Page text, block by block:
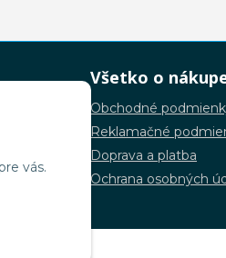
vás.
Všetko o
Obchodné
Reklamačné
Doprava a platba
Ochrana osobných